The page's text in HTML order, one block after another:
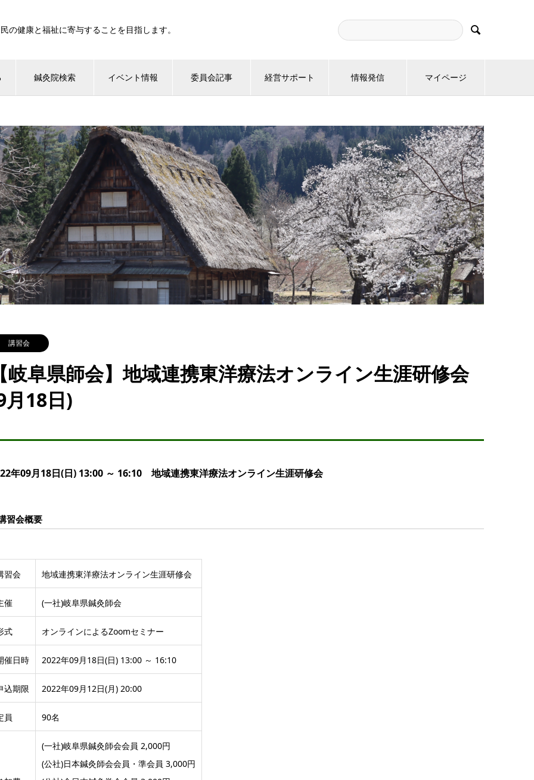
の健康と福祉に寄与することを目指します。 
鍼灸院検索 イベント情報 委員会記事 経営サポート 情報発信 マイページ
講習会
岐阜県師会】地域連携東洋療法オンライン生涯研修会
月18日)
年09月18日(日) 13:00 ～ 16:10 地域連携東洋療法オンライン生涯研修会
習会概要
習会 地域連携東洋療法オンライン生涯研修会
催 (一社)岐阜県鍼灸師会
式 オンラインによるZoomセミナー
催日時 2022年09月18日(日) 13:00 ～ 16:10
込期限 2022年09月12日(月) 20:00
員 90名
(一社)岐阜県鍼灸師会会員 2,000円
(公社)日本鍼灸師会会員・準会員 3,000円